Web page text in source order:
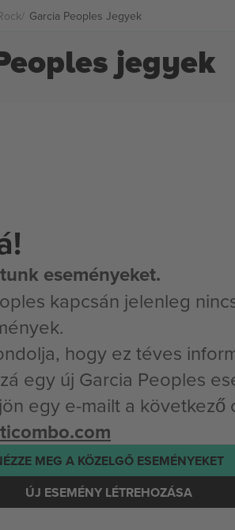
Garcia Peoples Jegyek
jegyek
eseményeket.
kapcsán jelenleg
hogy ez téves
egy új Garcia Peoples
egy e-mailt a következő
MEG A KÖZELGŐ ESEMÉNYEKET
ÚJ ESEMÉNY LÉTREHOZÁSA